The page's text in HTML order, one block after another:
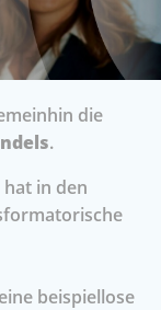
die
.
in den
beispiellose